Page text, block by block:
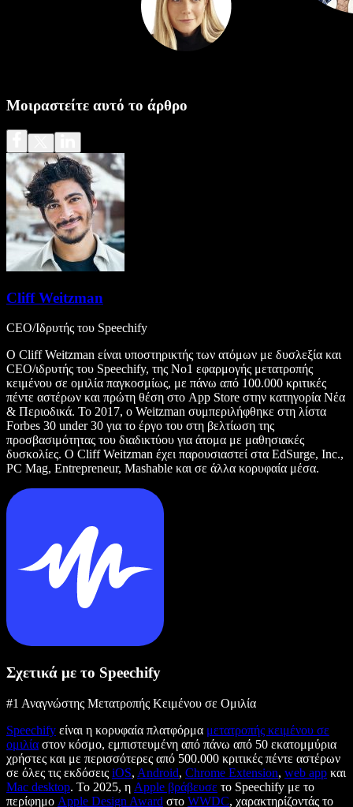
Μοιραστείτε αυτό το άρθρο
Cliff Weitzman
CEO/Ιδρυτής του Speechify
Ο Cliff Weitzman είναι υποστηρικτής των ατόμων με δυσλεξία και
CEO/ιδρυτής του Speechify, της Νο1 εφαρμογής μετατροπής
κειμένου σε ομιλία παγκοσμίως, με πάνω από 100.000 κριτικές
πέντε αστέρων και πρώτη θέση στο App Store στην κατηγορία Νέα
& Περιοδικά. Το 2017, ο Weitzman συμπεριλήφθηκε στη λίστα
Forbes 30 under 30 για το έργο του στη βελτίωση της
προσβασιμότητας του διαδικτύου για άτομα με μαθησιακές
δυσκολίες. Ο Cliff Weitzman έχει παρουσιαστεί στα EdSurge, Inc.,
PC Mag, Entrepreneur, Mashable και σε άλλα κορυφαία μέσα.
Σχετικά με το Speechify
#1 Αναγνώστης Μετατροπής Κειμένου σε Ομιλία
Speechify είναι η κορυφαία πλατφόρμα μετατροπής κειμένου σε
ομιλία στον κόσμο, εμπιστευμένη από πάνω από 50 εκατομμύρια
χρήστες και με περισσότερες από 500.000 κριτικές πέντε αστέρων
σε όλες τις εκδόσεις iOS, Android, Chrome Extension, web app και
Mac desktop. Το 2025, η Apple βράβευσε το Speechify με το
περίφημο Apple Design Award στο WWDC, χαρακτηρίζοντάς το